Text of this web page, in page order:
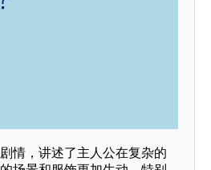
情，讲述了主人公在复杂的